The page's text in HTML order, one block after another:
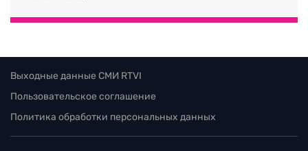
Выходные данные СМИ RTVI
Пользовательское соглашение
Политика обработки персональных данных